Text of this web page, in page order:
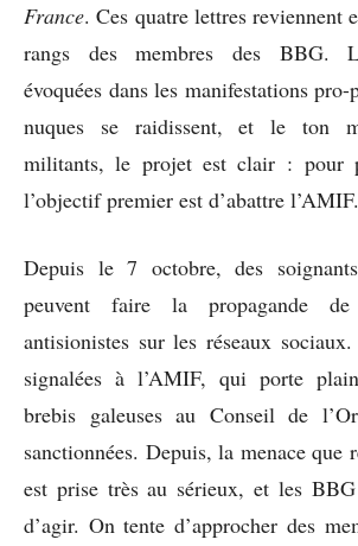
France. Ces quatre lettres reviennent
rangs des membres des BBG.
évoquées dans les manifestations
nuques se raidissent, et le ton
militants, le projet est clair : pour
l’objectif premier est d’abattre
Depuis le 7 octobre, des
peuvent faire la propagande
antisionistes sur les réseaux
signalées à l’AMIF, qui porte
brebis galeuses au Conseil de
sanctionnées. Depuis, la menace que
est prise très au sérieux, et les
d’agir. On tente d’approcher des